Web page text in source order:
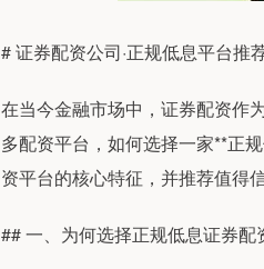
# 证券配资公司·正规低息平台推
在当今金融市场中，证券配资作
多配资平台，如何选择一家**正
资平台的核心特征，并推荐值得
## 一、为何选择正规低息证券配